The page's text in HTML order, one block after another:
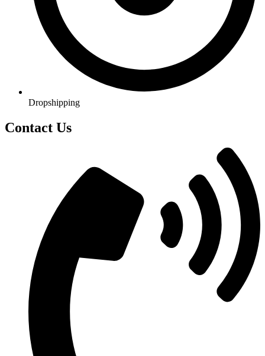
Dropshipping
Contact Us